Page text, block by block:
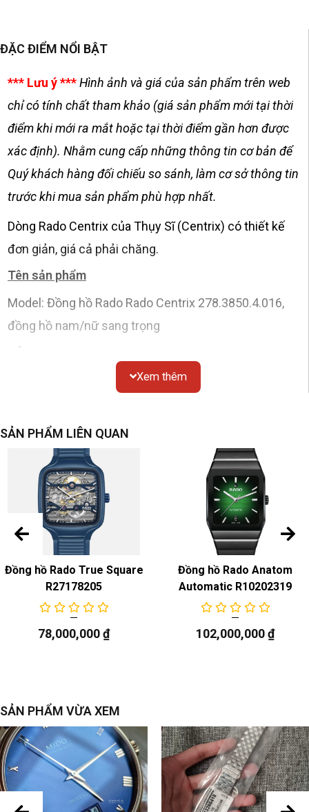
ĐẶC ĐIỂM NỔI BẬT
*** Lưu ý ***Hình ảnh và giá của sản phẩm trên web
chỉ có tính chất tham khảo (giá sản phẩm mới tại thời
điểm khi mới ra mắt hoặc tại thời điểm gần hơn được
xác định). Nhằm cung cấp những thông tin cơ bản để
Quý khách hàng đối chiếu so sánh, làm cơ sở thông tin
trước khi mua sản phẩm phù hợp nhất.
Dòng Rado Centrix của Thụy Sĩ (Centrix) có thiết kế
đơn giản, giá cả phải chăng.
Tên sản phẩm
Model: Đồng hồ Rado Rado Centrix 278.3850.4.016,
đồng hồ nam/nữ sang trọng
Vỏ
: tròn, thép không gỉ
Chống thấm nước: 50 mét
Kích thước: đường kính 32,5mm
Nắp dưới: đáy dày đặc
quay số
Màu sắc & Chất liệu
dây đeo đồng hồ
Màu sắc & Chất liệu : Thép không gỉ tông vàng/Dây
đeo mạ vàng PVD
: khóa gấp bằng thép không gỉ
Xem thêm
SẢN PHẨM LIÊN QUAN
Đồng hồ Rado True Square
R27178205
78,000,000₫
Đồng hồ Rado Anatom
Automatic R10202319
102,000,000₫
SẢN PHẨM VỪA XEM